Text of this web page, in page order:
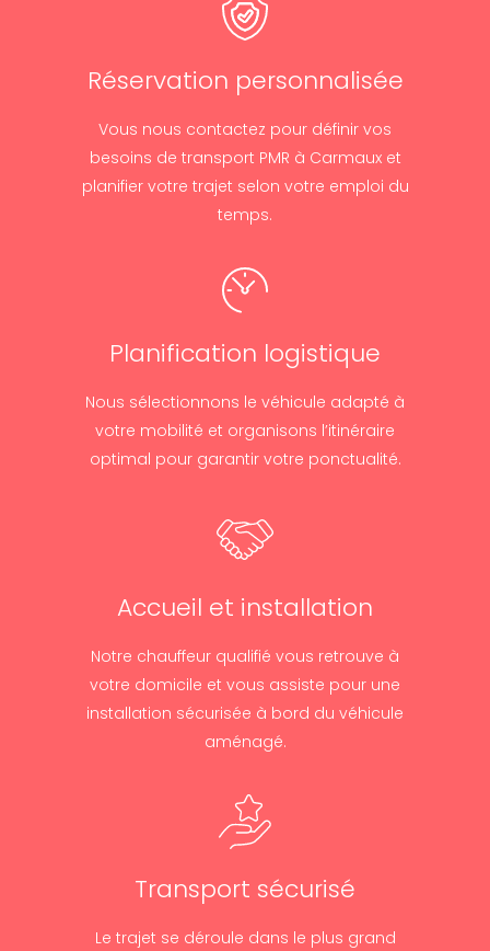
Réservation personnalisée
Vous nous contactez pour définir vos
besoins de transport PMR à Carmaux et
planifier votre trajet selon votre emploi du
temps.
Planification logistique
Nous sélectionnons le véhicule adapté à
votre mobilité et organisons l’itinéraire
optimal pour garantir votre ponctualité.
Accueil et installation
Notre chauffeur qualifié vous retrouve à
votre domicile et vous assiste pour une
installation sécurisée à bord du véhicule
aménagé.
Transport sécurisé
Le trajet se déroule dans le plus grand